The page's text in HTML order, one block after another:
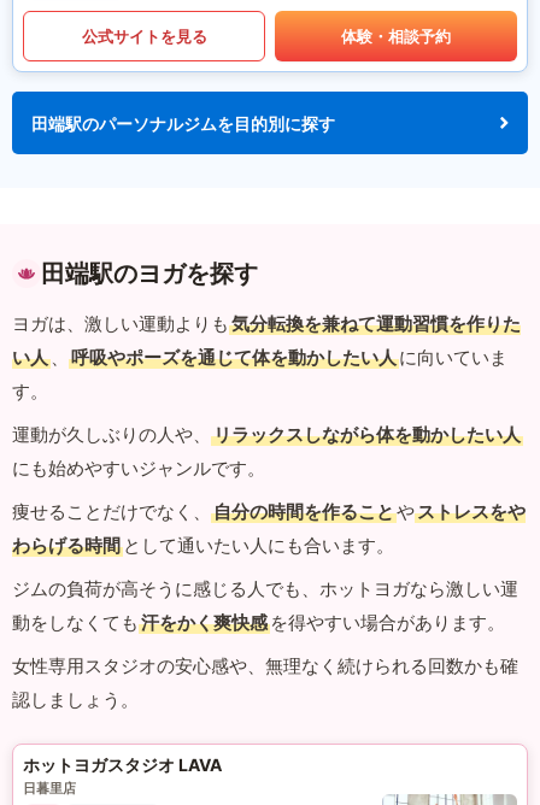
公式サイトを見る 体験・相談予約
田端駅のパーソナルジムを目的別に探す
田端駅のヨガを探す
ヨガは、激しい運動よりも 気分転換を兼ねて運動習慣を作りた
い人 、 呼吸やポーズを通じて体を動かしたい人に向いていま
す。
運動が久しぶりの人や、
リラックスしながら体を動かしたい人
にも始めやすいジャンルです。
痩せることだけでなく、
自分の時間を作ることやストレスをや
わらげる時間 として通いたい人にも合います。
ジムの負荷が高そうに感じる人でも、ホットヨガなら激しい運
動をしなくても 汗をかく爽快感 を得やすい場合があります。
女性専用スタジオの安心感や、無理なく続けられる回数かも確
認しましょう。
ホットヨガスタジオ LAVA
日暮里店